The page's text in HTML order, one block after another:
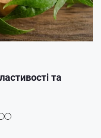
та